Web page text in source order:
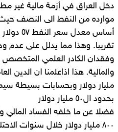
دخل العراق في أزمة مالية غير
موارده من النفط الى النصف حيث
أساس معدل سعر النفط ٥٧ دولار
تقريبا. وهذا مما يدلل على عدم
وفقدان الكادر العلمي المتخصص
بحدود ال٥٠ مليار دولار
فضلا عن ما خلفه الفساد المالي
٨٠٠ مليار دولار خلال سنوات الاحتلال